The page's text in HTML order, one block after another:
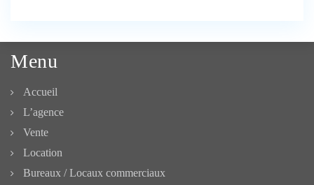
Menu
Accueil
L’agence
Vente
Location
Bureaux / Locaux commerciaux